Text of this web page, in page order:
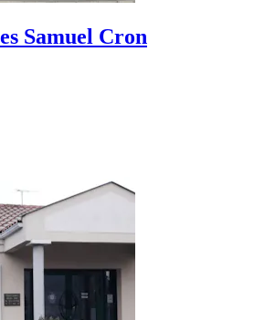
Samuel Cron